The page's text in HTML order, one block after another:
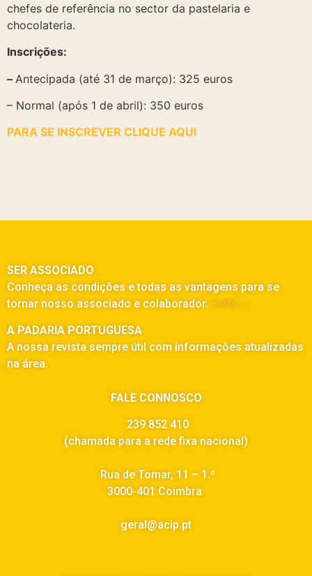
chefes de referência no sector da pastelaria e
chocolateria.
Inscrições:
– Antecipada (até 31 de março): 325 euros
– Normal (após 1 de abril): 350 euros
PARA SE INSCREVER CLIQUE AQUI
SER ASSOCIADO
Conheça as condições e todas as vantagens para se
tornar nosso associado e colaborador. +info »
A PADARIA PORTUGUESA
A nossa revista sempre útil com informações atualizadas
na área.
FALE CONNOSCO
239 852 410
(chamada para a rede fixa nacional)
Rua de Tomar, 11 – 1.º
3000-401 Coimbra
geral@acip.pt